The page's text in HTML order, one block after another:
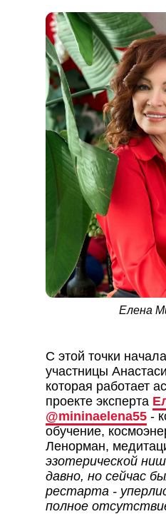
С этой точки
участницы
которая работает
проекте эксперта
@mininaelena55 -
обучение,
Ленорман,
эзотерической
давно, но сейчас
рестарта -
полное
Елена